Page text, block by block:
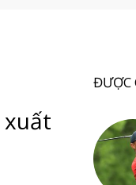
xuất
ĐƯỢC